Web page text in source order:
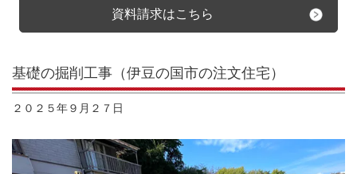
資料請求はこちら
基礎の掘削工事（伊豆の国市の注文住宅）
２０２５年９月２７日